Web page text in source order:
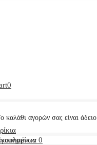
0
καλάθι αγορών σας είναι άδειο
0